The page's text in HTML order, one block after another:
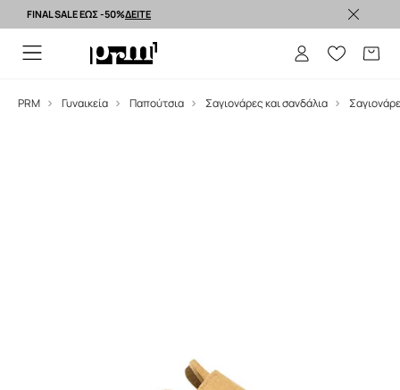
FINAL SALE ΕΩΣ -50%ΔΕΙΤΕ
PRM Γυναικεία Παπούτσια Σαγιονάρες και σανδάλια